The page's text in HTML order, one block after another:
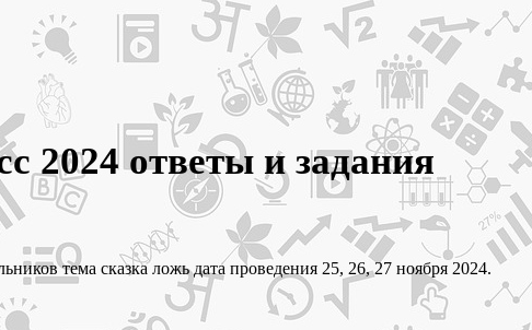
2024 ответы и задания
тема сказка ложь дата проведения 25, 26, 27 ноября 2024.